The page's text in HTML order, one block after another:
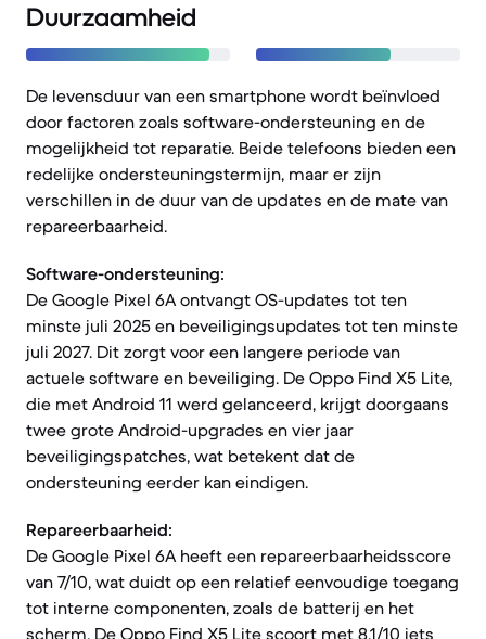
Duurzaamheid
De levensduur van een smartphone wordt beïnvloed
door factoren zoals software-ondersteuning en de
mogelijkheid tot reparatie. Beide telefoons bieden een
redelijke ondersteuningstermijn, maar er zijn
verschillen in de duur van de updates en de mate van
repareerbaarheid.
Software-ondersteuning:
De Google Pixel 6A ontvangt OS-updates tot ten
minste juli 2025 en beveiligingsupdates tot ten minste
juli 2027. Dit zorgt voor een langere periode van
actuele software en beveiliging. De Oppo Find X5 Lite,
die met Android 11 werd gelanceerd, krijgt doorgaans
twee grote Android-upgrades en vier jaar
beveiligingspatches, wat betekent dat de
ondersteuning eerder kan eindigen.
Repareerbaarheid:
De Google Pixel 6A heeft een repareerbaarheidsscore
van 7/10, wat duidt op een relatief eenvoudige toegang
tot interne componenten, zoals de batterij en het
scherm. De Oppo Find X5 Lite scoort met 8.1/10 iets